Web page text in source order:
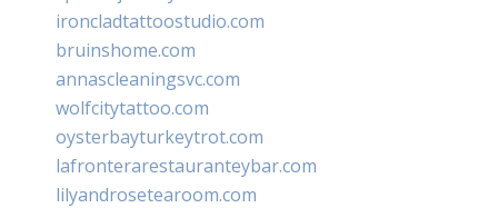
ironcladtattoostudio.com
bruinshome.com
annascleaningsvc.com
wolfcitytattoo.com
oysterbayturkeytrot.com
lafronterarestauranteybar.com
lilyandrosetearoom.com